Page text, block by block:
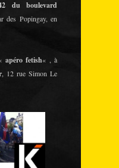
du boulevard
des Popingay, en
apéro fetish« , à
, 12 rue Simon Le